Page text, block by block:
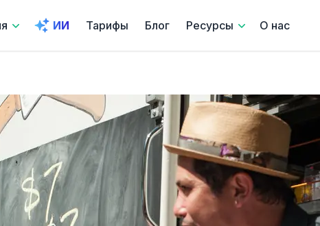
ИИ Тарифы Блог Ресурсы О нас